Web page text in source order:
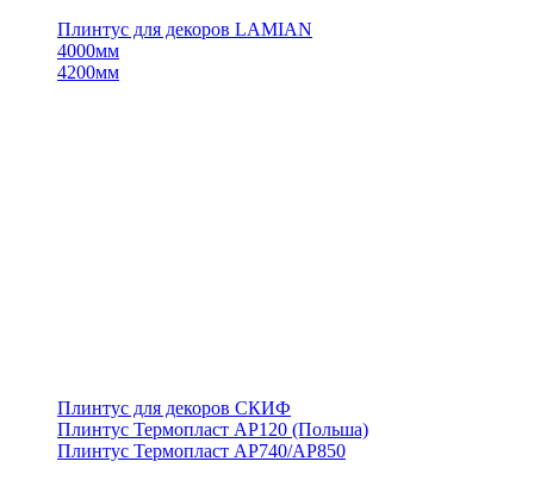
Плинтус для декоров LAMIAN
4000мм
4200мм
Плинтус для декоров СКИФ
Плинтус Термопласт АР120 (Польша)
Плинтус Термопласт АР740/АР850